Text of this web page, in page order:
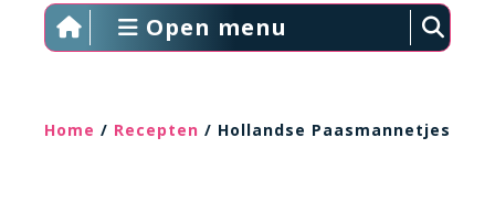
Open menu
Home / Recepten / Hollandse Paasmannetjes